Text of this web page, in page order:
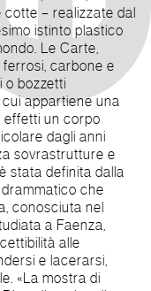
– realizzate dal
istinto plastico
Le Carte,
carbone e
o bozzetti
appartiene una
effetti un corpo
dagli anni
sovrastrutture e
stata definita dalla
che
conosciuta nel
a Faenza,
alle
e lacerarsi,
«La mostra di